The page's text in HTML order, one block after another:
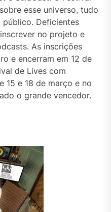
esse universo, tudo
Deficientes
no projeto e
As inscrições
e encerram em 12 de
de Lives com
15 e 18 de março e no
o grande vencedor.